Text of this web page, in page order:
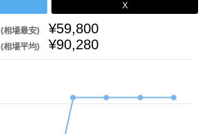
X
(相場最安) ¥59,800
(相場平均) ¥90,280